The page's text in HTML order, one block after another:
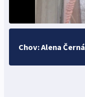
Chov: Alena Černá